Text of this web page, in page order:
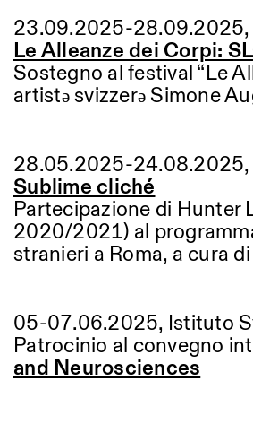
23.09.2025-28.09.2025,
Le Alleanze dei Corpi:
Sostegno al festival “Le
artistə svizzerə Simone
28.05.2025-24.08.2025,
Sublime cliché
Partecipazione di Hunter
2020/2021) al
stranieri a Roma, a cura
05-07.06.2025, Istituto
Patrocinio al convegno
and Neurosciences